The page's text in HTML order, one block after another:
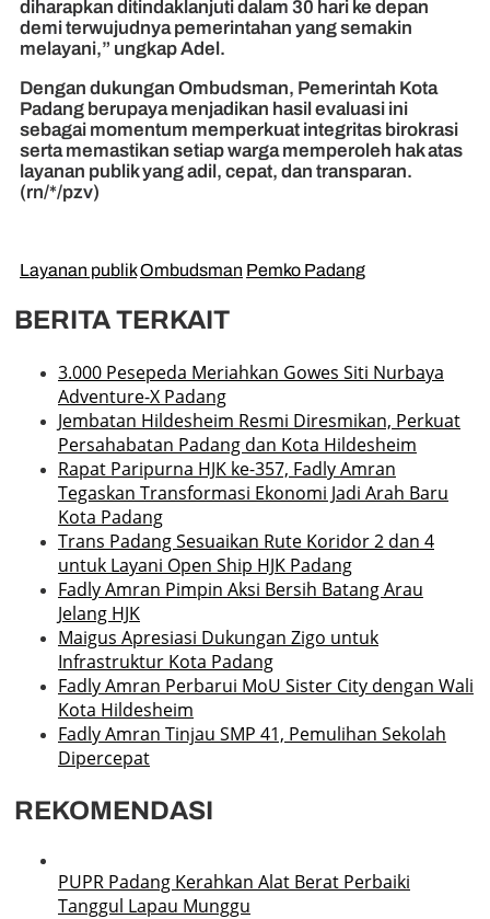
diharapkan ditindaklanjuti dalam 30 hari ke depan
demi terwujudnya pemerintahan yang semakin
melayani,” ungkap Adel.
Dengan dukungan Ombudsman, Pemerintah Kota
Padang berupaya menjadikan hasil evaluasi ini
sebagai momentum memperkuat integritas birokrasi
serta memastikan setiap warga memperoleh hak atas
layanan publik yang adil, cepat, dan transparan.
(rn/*/pzv)
Layanan publikOmbudsman Pemko Padang
BERITA TERKAIT
3.000 Pesepeda Meriahkan Gowes Siti Nurbaya
Adventure-X Padang
Jembatan Hildesheim Resmi Diresmikan, Perkuat
Persahabatan Padang dan Kota Hildesheim
Rapat Paripurna HJK ke-357, Fadly Amran
Tegaskan Transformasi Ekonomi Jadi Arah Baru
Kota Padang
Trans Padang Sesuaikan Rute Koridor 2 dan 4
untuk Layani Open Ship HJK Padang
Fadly Amran Pimpin Aksi Bersih Batang Arau
Jelang HJK
Maigus Apresiasi Dukungan Zigo untuk
Infrastruktur Kota Padang
Fadly Amran Perbarui MoU Sister City dengan Wali
Kota Hildesheim
Fadly Amran Tinjau SMP 41, Pemulihan Sekolah
Dipercepat
REKOMENDASI
PUPR Padang Kerahkan Alat Berat Perbaiki
Tanggul Lapau Munggu